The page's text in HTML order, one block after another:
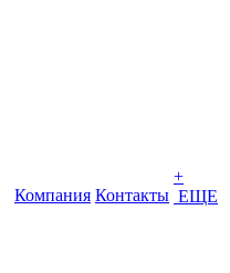
Компания Контакты
+
ЕЩЕ